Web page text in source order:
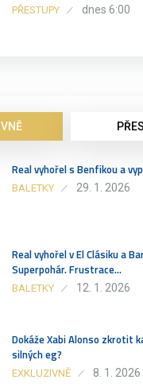
PŘESTUPY dnes 6:00
Real vyhořel s Benfikou a
BALETKY 29. 1. 2026
Real vyhořel v El Clásiku a
Superpohár. Frustrace…
BALETKY 12. 1. 2026
Dokáže Xabi Alonso zkrotit
silných eg?
EXKLUZIVNĚ 8. 1. 2026